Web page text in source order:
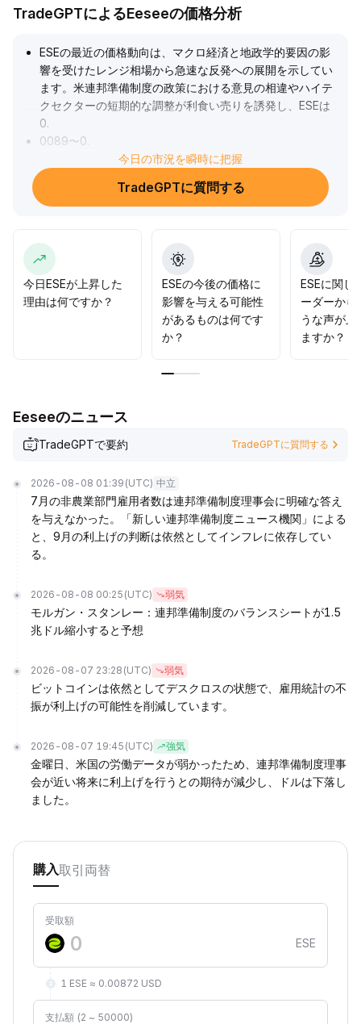
TradeGPTによるEeseeの価格分析
ESEの最近の価格動向は、マクロ経済と地政学的要因の影
響を受けたレンジ相場から急速な反発への展開を示してい
ます。米連邦準備制度の政策における意見の相違やハイテ
クセクターの短期的な調整が利食い売りを誘発し、ESEは
0.
0089〜0
0096のレンジで推移していました。しかし、地政学的緊
張の緩和とテクノロジー資産の反発により、市場のリスク
選好が回復し、ESEは再び上昇トレンドを取り戻しまし
01103を突破、以前のもみ合いゾーンを上回りました。今
後はマクロ流動性、セクター連動性、取引量変動に注目
し、ESEが0.
0100以上を維持できれば、今後も強い動きが続くと見込
まれ、段階的な買い増しが検討できます。短期的には0.
0095が重要なサポートラインとなります。
今日の市況を瞬時に把握
TradeGPTに質問する
今日ESEが上昇した
理由は何ですか？
ESEの今後の価格に
影響を与える可能性
があるものは何です
か？
ESEに関し
ーダーから
うな声が上
ますか？
Eeseeのニュース
TradeGPTで要約 TradeGPTに質問する
2026-08-08 01:39 (UTC) 中立
7月の非農業部門雇用者数は連邦準備制度理事会に明確な答え
を与えなかった。「新しい連邦準備制度ニュース機関」による
と、9月の利上げの判断は依然としてインフレに依存してい
る。
2026-08-08 00:25 (UTC) 弱気
モルガン・スタンレー：連邦準備制度のバランスシートが1.5
兆ドル縮小すると予想
2026-08-07 23:28 (UTC) 弱気
ビットコインは依然としてデスクロスの状態で、雇用統計の不
振が利上げの可能性を削減しています。
2026-08-07 19:45 (UTC) 強気
金曜日、米国の労働データが弱かったため、連邦準備制度理事
会が近い将来に利上げを行うとの期待が減少し、ドルは下落し
ました。
購入取引 両替
受取額
ESE
1 ESE ≈ 0.00872 USD
支払額 (2 ~ 50000)